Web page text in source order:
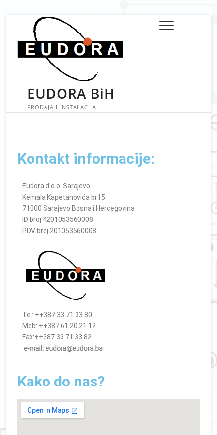
EUDORA BiH
PRODAJA I INSTALACIJA
Kontakt informacije:
Eudora d.o.o. Sarajevo
Kemala Kapetanovića br15.
71000 Sarajevo Bosna i Hercegovina
ID broj 4201053560008
PDV broj 201053560008
Tel: ++387 33 71 33 80
Mob: ++387 61 20 21 12
Fax:++387 33 71 33 82
Kako do nas?